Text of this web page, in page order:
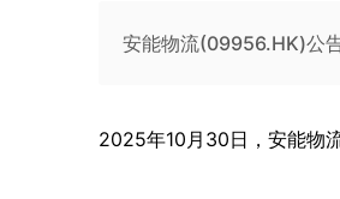
安能物流(09956.HK)公
2025年10月 30日， 安能物